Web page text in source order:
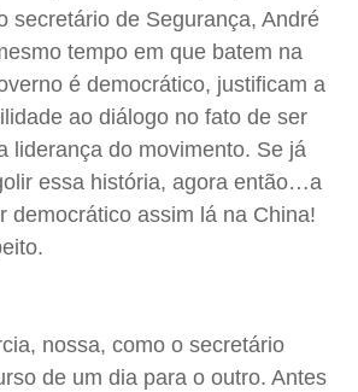
secretário de Segurança, André
tempo em que batem na
é democrático, justificam a
ao diálogo no fato de ser
liderança do movimento. Se já
essa história, agora então…a
democrático assim lá na China!
nossa, como o secretário
de um dia para o outro. Antes